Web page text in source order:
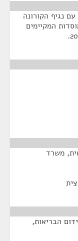
נגיף הקורונה
המקיימים
משרד
הבריאות,